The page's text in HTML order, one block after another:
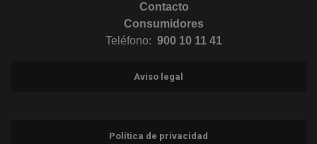
Contacto
Consumidores
Teléfono: 900 10 11 41
Aviso legal
Política de privacidad